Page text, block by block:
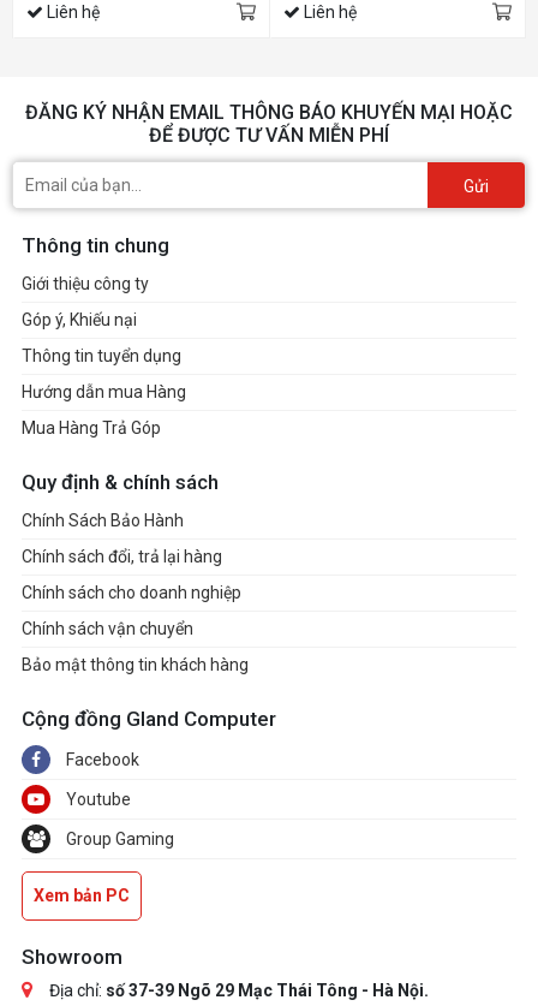
Liên hệ Liên hệ
ĐĂNG KÝ NHẬN EMAIL THÔNG BÁO KHUYẾN MẠI HOẶC
ĐỂ ĐƯỢC TƯ VẤN MIỄN PHÍ
Gửi
Thông tin chung
Giới thiệu công ty
Góp ý, Khiếu nại
Thông tin tuyển dụng
Hướng dẫn mua Hàng
Mua Hàng Trả Góp
Quy định & chính sách
Chính Sách Bảo Hành
Chính sách đổi, trả lại hàng
Chính sách cho doanh nghiệp
Chính sách vận chuyển
Bảo mật thông tin khách hàng
Cộng đồng Gland Computer
Facebook
Youtube
Group Gaming
Xem bản PC
Showroom
Địa chỉ: số 37-39 Ngõ 29 Mạc Thái Tông - Hà Nội.